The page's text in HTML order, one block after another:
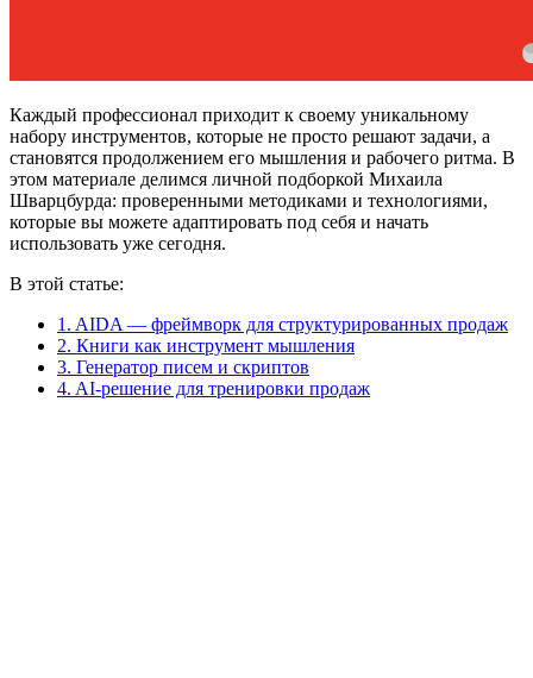
Каждый профессионал приходит к своему уникальному
набору инструментов, которые не просто решают задачи, а
становятся продолжением его мышления и рабочего ритма. В
этом материале делимся личной подборкой Михаила
Шварцбурда: проверенными методиками и технологиями,
которые вы можете адаптировать под себя и начать
использовать уже сегодня.
В этой статье:
1. AIDA — фреймворк для структурированных продаж
2. Книги как инструмент мышления
3. Генератор писем и скриптов
4. AI-решение для тренировки продаж